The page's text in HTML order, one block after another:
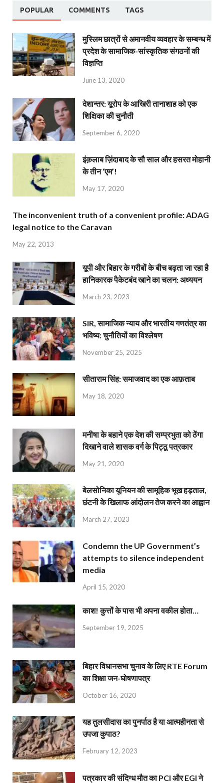
POPULAR COMMENTS TAGS
मुस्लिम छात्रों से अमानवीय व्यवहार के सम्बन्ध में
प्रदेश के सामाजिक-सांस्कृतिक संगठनों की
विज्ञप्ति
June 13, 2020
देशान्‍तर: यूरोप के आखिरी तानाशाह को एक
शिक्षिका की चुनौती
September 6, 2020
इंक़लाब ज़िंदाबाद के सौ साल और हसरत मोहानी
के तीन ‘एम’!
May 17, 2020
The inconvenient truth of a convenient profile: ADAG
legal notice to the Caravan
May 22, 2013
यूपी और बिहार के गरीबों के बीच बढ़ता जा रहा है
हानिकारक पैकेटबंद खाने का चलन: अध्ययन
March 23, 2023
SIR, सामाजिक न्याय और भारतीय गणतंत्र का
भविष्य: चुनौतियों का विश्लेषण
November 25, 2025
सीताराम सिंह: समाजवाद का एक आफ़ताब
May 18, 2020
मनीषा के बहाने एक देश की सम्प्रभुता को ठेंगा
दिखाने वाले शासक वर्ग के पिट्ठू पत्रकार
May 21, 2020
बेलसोनिका यूनियन की सामूहिक भूख हड़ताल,
छंटनी के खिलाफ आंदोलन तेज करने का आह्वान
March 27, 2023
Condemn the UP Government’s
attempts to silence independent
media
April 15, 2020
काश! कुत्तों के पास भी अपना वकील होता…
September 19, 2025
बिहार विधानसभा चुनाव के लिए RTE Forum
का शिक्षा जन-घोषणापत्र
October 16, 2020
यह तुलसीदास का पुनर्पाठ है या आत्महीनता से
उपजा कुपाठ?
February 12, 2023
पत्रकार की संदिग्ध मौत का PCI और EGI ने